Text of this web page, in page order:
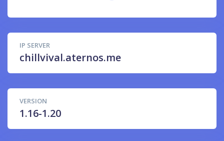
IP SERVER
chillvival.aternos.me
VERSION
1.16-1.20